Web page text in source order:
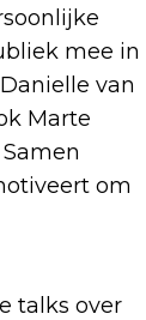
mee in
van
Marte
om
talks over